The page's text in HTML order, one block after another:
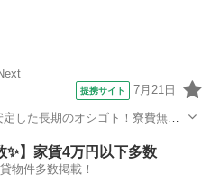
提携サイト 7月21日
した長期のオシゴト！寮費無料
性活躍中★未経験活躍中！高時
の他
✨】家賃4万円以下多数
物件多数掲載！